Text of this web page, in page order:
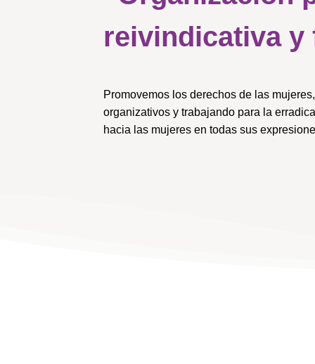
reivindicativa y
Promovemos los derechos de las
organizativos y trabajando para la
hacia las mujeres en todas sus